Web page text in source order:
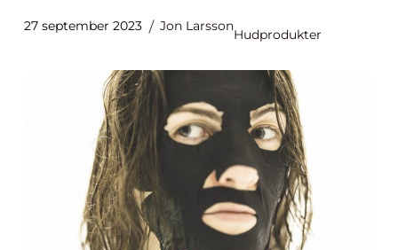
27 september 2023 Jon Larsson
Hudprodukter